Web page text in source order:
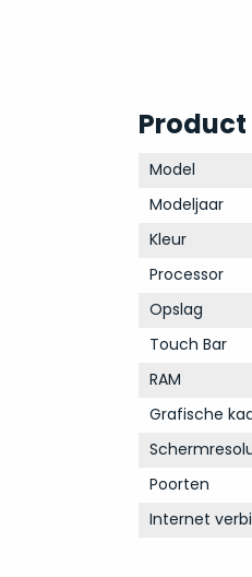
Model
Modeljaar
Kleur
Processor
Opslag
Touch Bar
RAM
Grafische
Poorten
Internet